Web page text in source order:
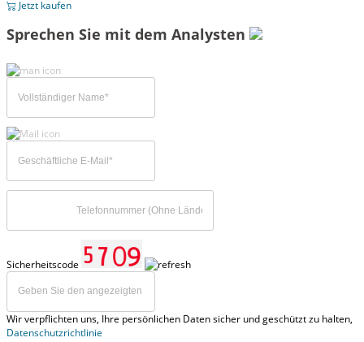
Jetzt kaufen
Sprechen Sie mit dem Analysten
Sicherheitscode
Wir verpflichten uns, Ihre persönlichen Daten sicher und geschützt zu halten,
Datenschutzrichtlinie